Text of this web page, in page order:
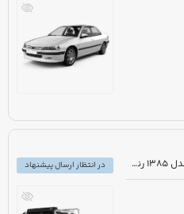
مزایده دولتی کامیون کمپرسی آمیکو مدل 1385 رنگ سفید نارنجی
در انتظار ارسال پیشنهاد